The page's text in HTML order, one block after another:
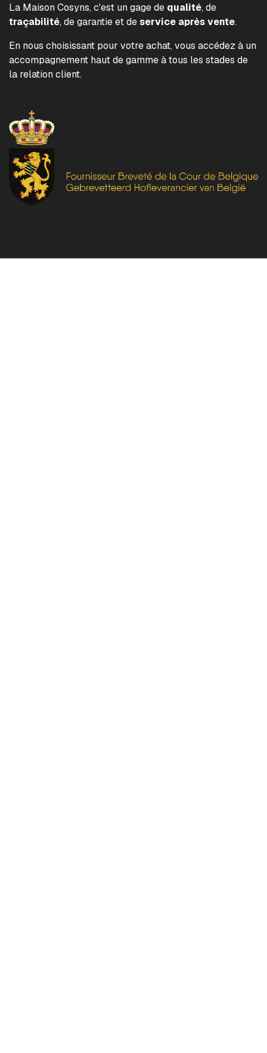
La Maison Cosyns, c'est un gage de qualité, de
traçabilité, de garantie et deservice après vente.
En nous choisissant pour votre achat, vous accédez à un
accompagnement haut de gamme à tous les stades de
la relation client.